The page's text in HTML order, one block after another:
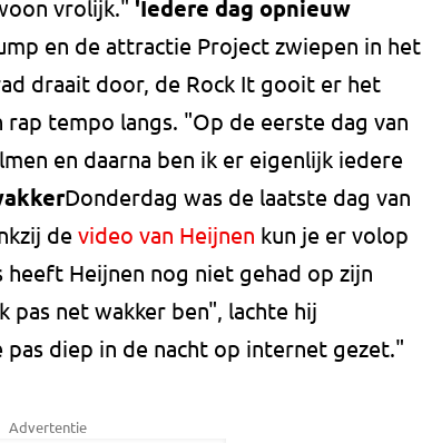
vrolijk." 'Iedere dag opnieuw
en de attractie Project zwiepen in het
draait door, de Rock It gooit er het
tempo langs. "Op de eerste dag van
en daarna ben ik er eigenlijk iedere
Donderdag was de laatste dag van
de video van Heijnen kun je er volop
Heijnen nog niet gehad op zijn
net wakker ben", lachte hij
diep in de nacht op internet gezet."
Advertentie